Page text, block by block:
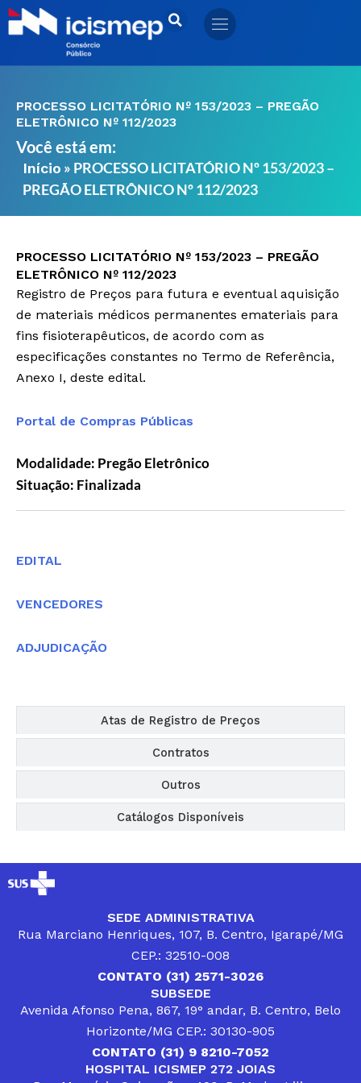
Ir
para
PROCESSO LICITATÓRIO Nº 153/2023 – PREGÃO
ELETRÔNICO Nº 112/2023
Você está em:
Início » PROCESSO LICITATÓRIO Nº 153/2023 –
PREGÃO ELETRÔNICO Nº 112/2023
PROCESSO LICITATÓRIO Nº 153/2023 – PREGÃO
ELETRÔNICO Nº 112/2023
Registro de Preços para futura e eventual aquisição
de materiais médicos permanentes emateriais para
fins fisioterapêuticos, de acordo com as
especificações constantes no Termo de Referência,
Anexo I, deste edital.
Portal de Compras Públicas
Modalidade: Pregão Eletrônico
Situação: Finalizada
Atas de Registro de Preços
Contratos
Outros
Catálogos Disponíveis
EDITAL
VENCEDORES
ADJUDICAÇÃO
SEDE ADMINISTRATIVA
Rua Marciano Henriques, 107, B. Centro, Igarapé/MG
CEP.: 32510-008
CONTATO (31) 2571-3026
SUBSEDE
Avenida Afonso Pena, 867, 19° andar, B. Centro, Belo
Horizonte/MG CEP.: 30130-905
CONTATO (31) 9 8210-7052
HOSPITAL ICISMEP 272 JOIAS